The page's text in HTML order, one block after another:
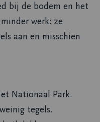
bij de bodem en het
werk: ze
aan en misschien
Nationaal Park.
tegels.